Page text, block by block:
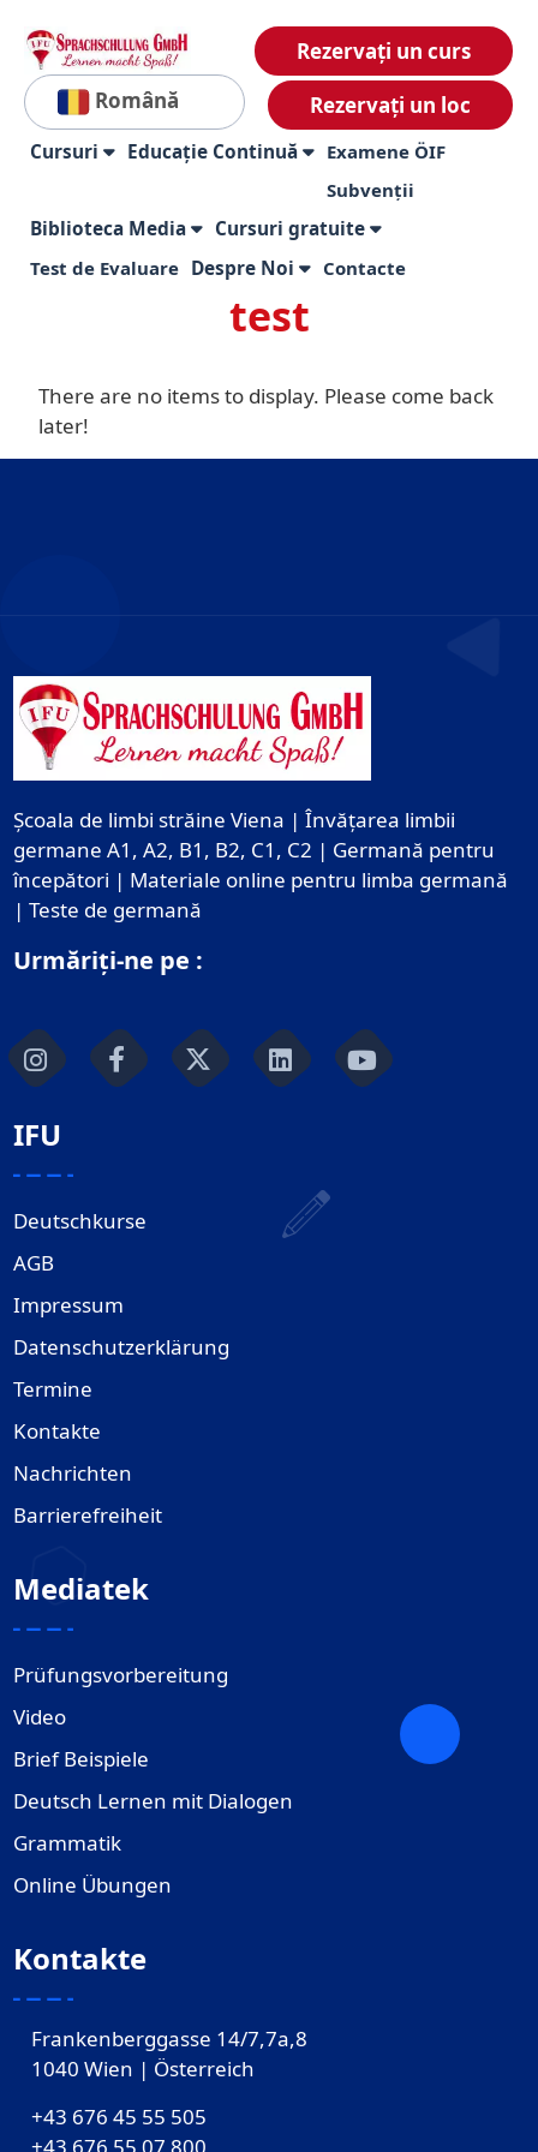
Română
Rezervați un curs
Rezervați un loc
Cursuri Educație Continuă
Examene ÖIF
Subvenții
Biblioteca Media Cursuri gratuite
Test de Evaluare Despre Noi Contacte
test
There are no items to display. Please come back
later!
Școala de limbi străine Viena | Învățarea limbii
germane A1, A2, B1, B2, C1, C2 | Germană pentru
începători | Materiale online pentru limba germană
| Teste de germană
Urmăriți-ne pe :
IFU
Deutschkurse
AGB
Impressum
Datenschutzerklärung
Termine
Kontakte
Nachrichten
Barrierefreiheit
Mediatek
Prüfungsvorbereitung
Video
Brief Beispiele
Deutsch Lernen mit Dialogen
Grammatik
Online Übungen
Kontakte
Frankenberggasse 14/7,7a,8
1040 Wien | Österreich
+43 676 45 55 505
+43 676 55 07 800